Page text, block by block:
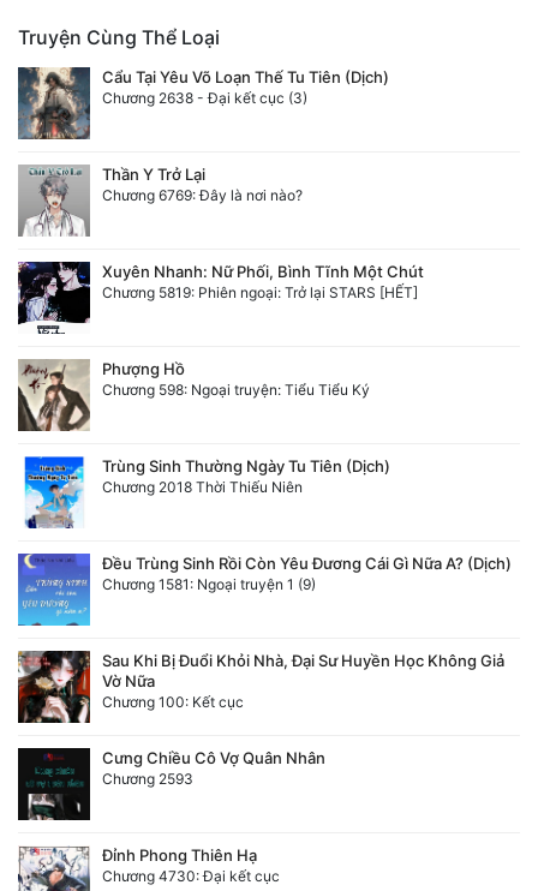
Truyện Cùng Thể Loại
Cẩu Tại Yêu Võ Loạn Thế Tu Tiên (Dịch)
Chương 2638 - Đại kết cục (3)
Thần Y Trở Lại
Chương 6769: Đây là nơi nào?
Xuyên Nhanh: Nữ Phối, Bình Tĩnh Một Chút
Chương 5819: Phiên ngoại: Trở lại STARS [HẾT]
Phượng Hồ
Chương 598: Ngoại truyện: Tiểu Tiểu Ký
Trùng Sinh Thường Ngày Tu Tiên (Dịch)
Chương 2018 Thời Thiếu Niên
Đều Trùng Sinh Rồi Còn Yêu Đương Cái Gì Nữa A? (Dịch)
Chương 1581: Ngoại truyện 1 (9)
Sau Khi Bị Đuổi Khỏi Nhà, Đại Sư Huyền Học Không Giả
Vờ Nữa
Chương 100: Kết cục
Cưng Chiều Cô Vợ Quân Nhân
Chương 2593
Đỉnh Phong Thiên Hạ
Chương 4730: Đại kết cục